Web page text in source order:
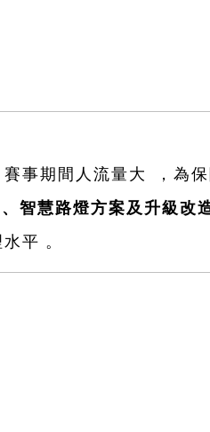
賽事期間人流量大
、智慧路燈方案及升級
。